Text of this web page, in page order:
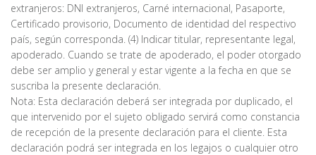
extranjeros: DNI extranjeros, Carné internacional, Pasaporte,
Certificado provisorio, Documento de identidad del respectivo
país, según corresponda. (4) Indicar titular, representante legal,
apoderado. Cuando se trate de apoderado, el poder otorgado
debe ser amplio y general y estar vigente a la fecha en que se
suscriba la presente declaración.
Nota: Esta declaración deberá ser integrada por duplicado, el
que intervenido por el sujeto obligado servirá como constancia
de recepción de la presente declaración para el cliente. Esta
declaración podrá ser integrada en los legajos o cualquier otro